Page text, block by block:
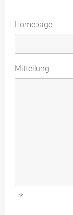
Homepage
Mitteilung
*